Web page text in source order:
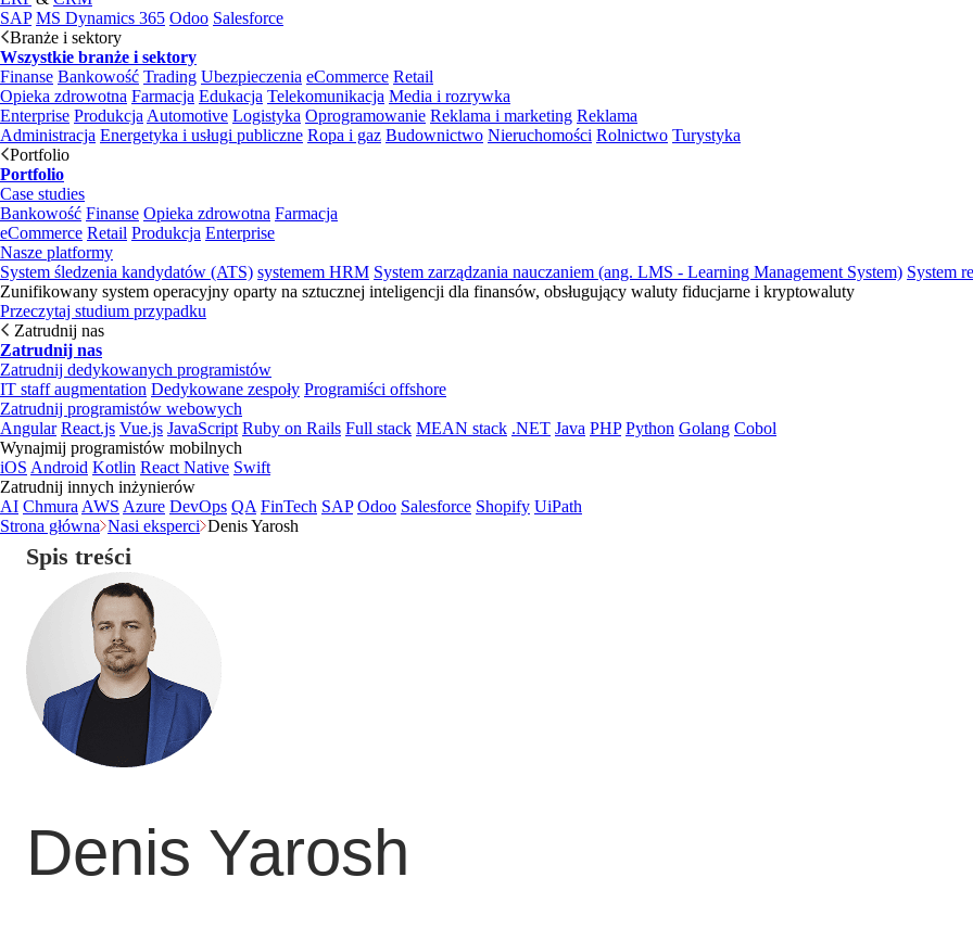
SAP MS Dynamics 365 Odoo Salesforce
Branże i sektory
Wszystkie branże i sektory
Finanse Bankowość Trading Ubezpieczenia eCommerce Retail
Opieka zdrowotna Farmacja Edukacja Telekomunikacja Media i rozrywka
Enterprise Produkcja Automotive Logistyka Oprogramowanie Reklama i marketing Reklama
Administracja Energetyka i usługi publiczne Ropa i gaz Budownictwo Nieruchomości Rolnictwo Turystyka
Portfolio
Portfolio
Case studies
Bankowość Finanse Opieka zdrowotna Farmacja
eCommerce Retail Produkcja Enterprise
Nasze platformy
System śledzenia kandydatów (ATS) systemem HRM System zarządzania nauczaniem (ang. LMS - Learning Management System) System
Zunifikowany system operacyjny oparty na sztucznej inteligencji dla finansów, obsługujący waluty fiducjarne i kryptowaluty
Przeczytaj studium przypadku
Zatrudnij nas
Zatrudnij nas
Zatrudnij dedykowanych programistów
IT staff augmentation Dedykowane zespoły Programiści offshore
Zatrudnij programistów webowych
Angular React.js Vue.js JavaScript Ruby on Rails Full stack MEAN stack .NET Java PHP Python Golang Cobol
Wynajmij programistów mobilnych
iOS Android Kotlin React Native Swift
Zatrudnij innych inżynierów
AI Chmura AWS Azure DevOps QA FinTech SAP Odoo Salesforce Shopify UiPath
Strona główna Nasi eksperci Denis Yarosh
Spis treści
Denis Yarosh